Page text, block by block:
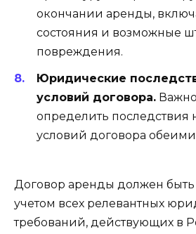
окончании аренды,
состояния и возможные
повреждения.
Юридические
условий договора.
определить последствия
условий договора
Договор аренды должен быть
учетом всех релевантных
требований, действующих в